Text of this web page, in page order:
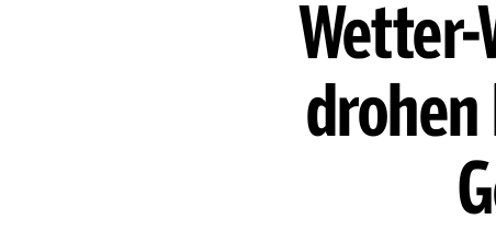
Wetter-